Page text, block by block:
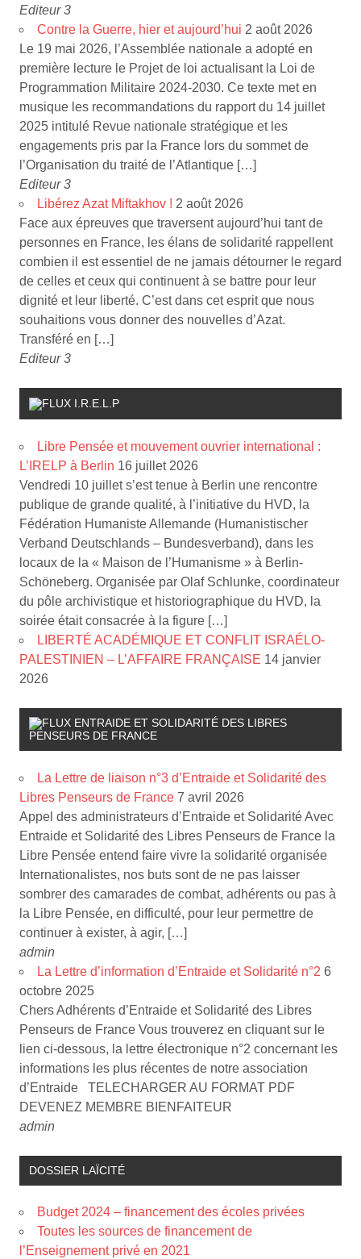
Editeur 3
Contre la Guerre, hier et aujourd’hui 2 août 2026
Le 19 mai 2026, l’Assemblée nationale a adopté en
première lecture le Projet de loi actualisant la Loi de
Programmation Militaire 2024-2030. Ce texte met en
musique les recommandations du rapport du 14 juillet
2025 intitulé Revue nationale stratégique et les
engagements pris par la France lors du sommet de
l’Organisation du traité de l’Atlantique […]
Editeur 3
Libérez Azat Miftakhov ! 2 août 2026
Face aux épreuves que traversent aujourd’hui tant de
personnes en France, les élans de solidarité rappellent
combien il est essentiel de ne jamais détourner le regard
de celles et ceux qui continuent à se battre pour leur
dignité et leur liberté. C’est dans cet esprit que nous
souhaitions vous donner des nouvelles d’Azat.
Transféré en […]
Editeur 3
I.R.E.L.P
Libre Pensée et mouvement ouvrier international :
L’IRELP à Berlin 16 juillet 2026
Vendredi 10 juillet s’est tenue à Berlin une rencontre
publique de grande qualité, à l’initiative du HVD, la
Fédération Humaniste Allemande (Humanistischer
Verband Deutschlands – Bundesverband), dans les
locaux de la « Maison de l’Humanisme » à Berlin-
Schöneberg. Organisée par Olaf Schlunke, coordinateur
du pôle archivistique et historiographique du HVD, la
soirée était consacrée à la figure […]
LIBERTÉ ACADÉMIQUE ET CONFLIT ISRAÉLO-
PALESTINIEN – L’AFFAIRE FRANÇAISE 14 janvier
2026
ENTRAIDE ET SOLIDARITÉ DES LIBRES
PENSEURS DE FRANCE
La Lettre de liaison n°3 d’Entraide et Solidarité des
Libres Penseurs de France 7 avril 2026
Appel des administrateurs d’Entraide et Solidarité Avec
Entraide et Solidarité des Libres Penseurs de France la
Libre Pensée entend faire vivre la solidarité organisée
Internationalistes, nos buts sont de ne pas laisser
sombrer des camarades de combat, adhérents ou pas à
la Libre Pensée, en difficulté, pour leur permettre de
continuer à exister, à agir, […]
admin
La Lettre d’information d’Entraide et Solidarité n°2 6
octobre 2025
Chers Adhérents d’Entraide et Solidarité des Libres
Penseurs de France Vous trouverez en cliquant sur le
lien ci-dessous, la lettre électronique n°2 concernant les
informations les plus récentes de notre association
d’Entraide TELECHARGER AU FORMAT PDF
DEVENEZ MEMBRE BIENFAITEUR
admin
DOSSIER LAÏCITÉ
Budget 2024 – financement des écoles privées
Toutes les sources de financement de
l’Enseignement privé en 2021